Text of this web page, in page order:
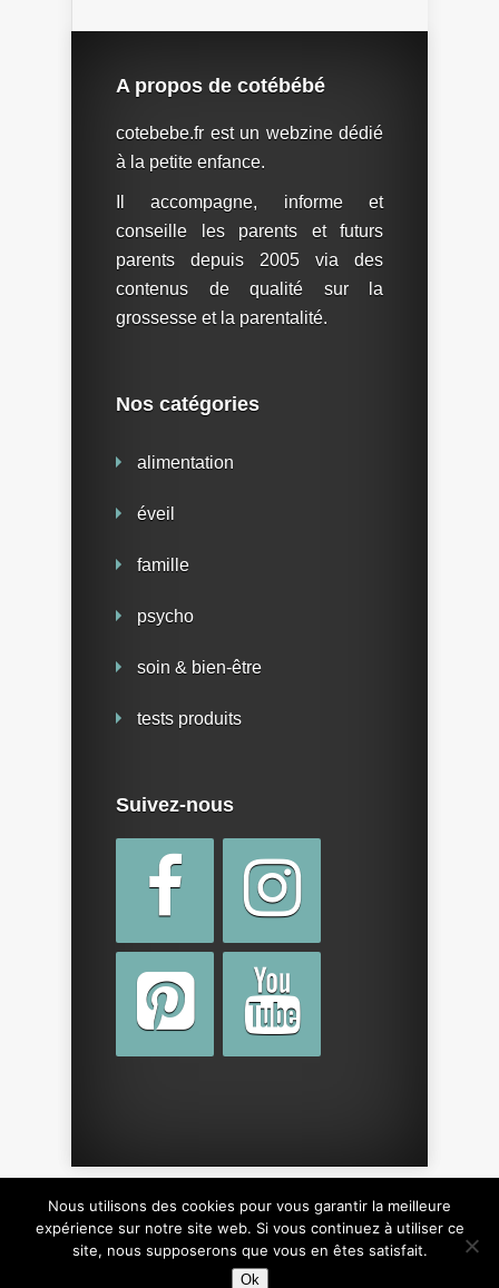
A propos de cotébébé
cotebebe.fr est un webzine dédié
à la petite enfance.
Il accompagne, informe et
conseille les parents et futurs
parents depuis 2005 via des
contenus de qualité sur la
grossesse et la parentalité.
Nos catégories
alimentation
éveil
famille
psycho
soin & bien-être
tests produits
Suivez-nous
Copyright © 2015 parcotebebe.fr. Tous droits
réservés, y compris sur le design du site.
Nous utilisons des cookies pour vous garantir la meilleure
expérience sur notre site web. Si vous continuez à utiliser ce
site, nous supposerons que vous en êtes satisfait.
Ok